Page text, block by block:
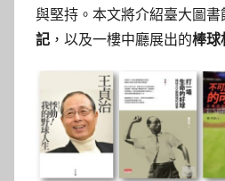
與堅持。本文將介紹臺大圖書
記 ，以及一樓中廳展出的棒球